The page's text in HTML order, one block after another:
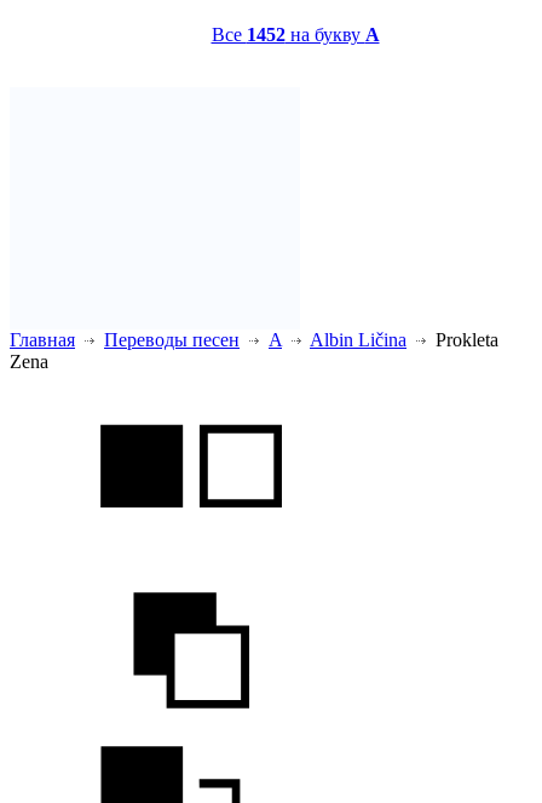
Все 1452на букву A
Главная Переводы песен A Albin Ličina
Prokleta
Zena